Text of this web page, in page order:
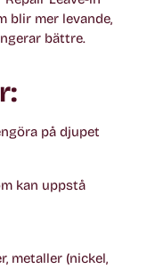
blir mer levande,
bättre.
på djupet
kan uppstå
metaller (nickel,